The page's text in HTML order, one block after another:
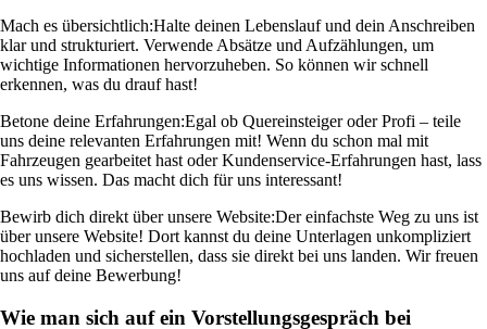
Mach es übersichtlich:Halte deinen Lebenslauf und dein Anschreiben
klar und strukturiert. Verwende Absätze und Aufzählungen, um
wichtige Informationen hervorzuheben. So können wir schnell
erkennen, was du drauf hast!
Betone deine Erfahrungen:Egal ob Quereinsteiger oder Profi – teile
uns deine relevanten Erfahrungen mit! Wenn du schon mal mit
Fahrzeugen gearbeitet hast oder Kundenservice-Erfahrungen hast, lass
es uns wissen. Das macht dich für uns interessant!
Bewirb dich direkt über unsere Website:Der einfachste Weg zu uns ist
über unsere Website! Dort kannst du deine Unterlagen unkompliziert
hochladen und sicherstellen, dass sie direkt bei uns landen. Wir freuen
uns auf deine Bewerbung!
Wie man sich auf ein Vorstellungsgespräch bei